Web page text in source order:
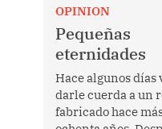
de una vida de
trabajo, afrontan la
condiciones de
vulnerabilidad. El
formulado por la
de la república,
Fujimori, de
OPINION
Pequeñas
eternidades
Hace algunos días
darle cuerda a un
fabricado hace